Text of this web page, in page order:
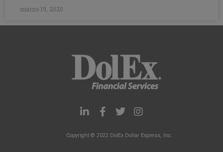
marzo 19, 2020
L
i
k
F
a
e
T
w
t
I
n
t
Copyright © 2022 DolEx Dollar Express, Inc.